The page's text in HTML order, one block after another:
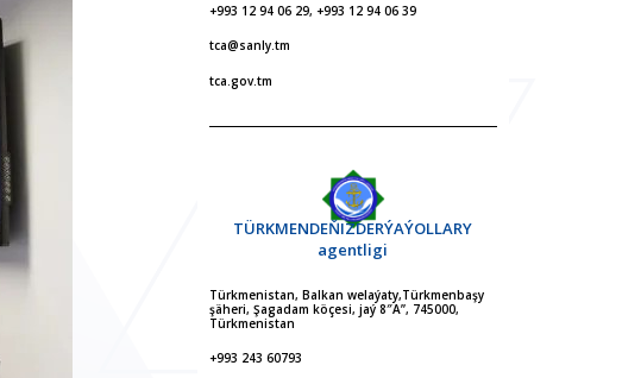
+993 12 94 06 29, +993 12 94 06 39
tca@sanly.tm
tca.gov.tm
TÜRKMENDEŇIZDERÝAÝOLLARY
agentligi
Türkmenistan, Balkan welaýaty,Türkmenbaşy
şäheri, Şagadam köçesi, jaý 8″A”, 745000,
Türkmenistan
+993 243 60793